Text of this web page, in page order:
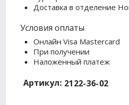
Доставка в отделение
Условия оплаты
Онлайн Visa Mastercard
При получении
Наложенный платеж
Артикул: 2122-36-02